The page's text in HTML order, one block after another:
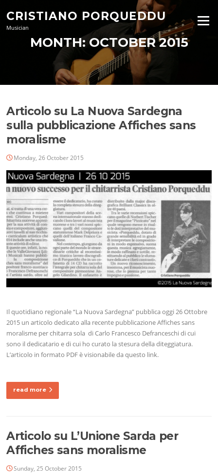
content
CRISTIANO PORQUEDDU
Musician
Menu
MONTH: OCTOBER 2015
Articolo su La Nuova Sardegna
sulla pubblicazione Affiches sans
moralisme
Monday, 26 October 2015
Il quotidiano regionale “La Nuova Sardegna” pubblica oggi 26 Ottobre
2015 un articolo dedicato alla recente pubblicazione Affiches sans
moralisme per chitarra sola di Carlo Francesco Defranceschi di cui
sono il dedicatario e di cui ho curato la stesura della diteggiatura.
L’articolo in formato PDF è visionabile da questo link.
read more
Articolo su L’Unione Sarda per
Affiches sans moralisme
Sunday, 25 October 2015